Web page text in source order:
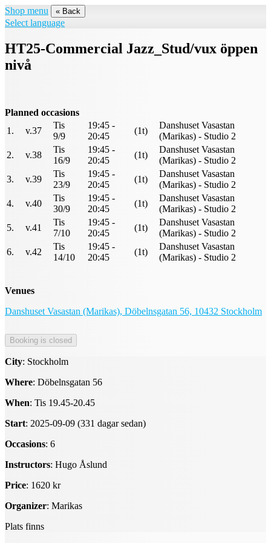
Shop menu « Back
Select language
HT25-Commercial Jazz_Stud/vux öppen
nivå
Planned occasions
1.
v.37
Tis
9/9
19:45 -
20:45
(1t)
Danshuset Vasastan
(Marikas) - Studio 2
2.
v.38
Tis
16/9
19:45 -
20:45
(1t)
Danshuset Vasastan
(Marikas) - Studio 2
3.
v.39
Tis
23/9
19:45 -
20:45
(1t)
Danshuset Vasastan
(Marikas) - Studio 2
4.
v.40
Tis
30/9
19:45 -
20:45
(1t)
Danshuset Vasastan
(Marikas) - Studio 2
5.
v.41
Tis
7/10
19:45 -
20:45
(1t)
Danshuset Vasastan
(Marikas) - Studio 2
6.
v.42
Tis
14/10
19:45 -
20:45
(1t)
Danshuset Vasastan
(Marikas) - Studio 2
Venues
Danshuset Vasastan (Marikas), Döbelnsgatan 56, 10432 Stockholm
City: Stockholm
Where: Döbelnsgatan 56
When: Tis 19.45-20.45
Start: 2025-09-09 (331 dagar sedan)
Occasions: 6
Instructors: Hugo Åslund
Price: 1620 kr
Organizer: Marikas
Plats finns